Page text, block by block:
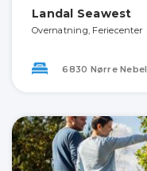
Landal Seawest
Overnatning, Feriecenter
6830 Nørre Nebel